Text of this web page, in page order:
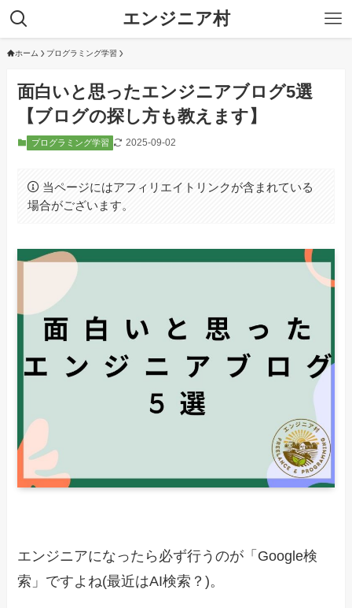
エンジニア村
ホーム プログラミング学習
面白いと思ったエンジニアブログ5選
【ブログの探し方も教えます】
プログラミング学習 2025-09-02
当ページにはアフィリエイトリンクが含まれている
場合がございます。
エンジニアになったら必ず行うのが「Google検
索」ですよね(最近はAI検索？)。